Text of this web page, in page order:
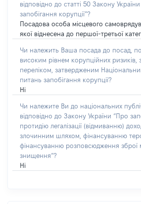
відповідно до статті 50 Закону
запобігання корупції”?
Посадова особа місцевого
якої віднесена до першої-третьої
Чи належить Ваша посада до посад,
високим рівнем корупційних ризиків,
переліком, затвердженим
питань запобігання корупції?
Ні
Чи належите Ви до національних
відповідно до Закону України “Про
протидію легалізації (відмиванню)
злочинним шляхом, фінансуванню
фінансуванню розповсюдження зброї
знищення”?
Ні